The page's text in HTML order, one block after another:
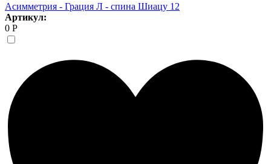
Асимметрия - Грация Л - спина Шиацу 12
Артикул:
0 Р